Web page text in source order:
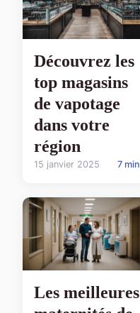
Découvrez les
top magasins
de vapotage
dans votre
région
15 janvier 2025 7 min
Les meilleures